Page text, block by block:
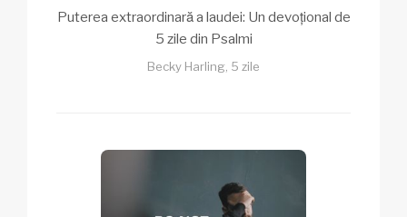
Puterea extraordinară a laudei: Un devoțional de
5 zile din Psalmi
Becky Harling, 5 zile